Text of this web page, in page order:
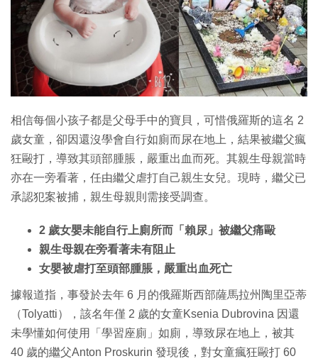
特集
相信每個小孩子都是父母手中的寶貝，可惜俄羅斯的這名 2
歲女童，卻因還沒學會自行如廁而尿在地上，結果被繼父瘋
狂毆打，導致其頭部腫脹，嚴重出血而死。其親生母親當時
亦在一旁看著，任由繼父虐打自己親生女兒。現時，繼父已
承認犯案被捕，親生母親則需接受調查。
2 歲女嬰未能自行上廁所而「賴尿」被繼父痛毆
親生母親在旁看著未有阻止
女嬰被虐打至頭部腫脹，嚴重出血死亡
據報道指，事發於去年 6 月的俄羅斯西部薩馬拉州陶里亞蒂
（Tolyatti），該名年僅 2 歲的女童Ksenia Dubrovina 因還
未學懂如何使用「學習座廁」如廁，導致尿在地上，被其
40 歲的繼父Anton Proskurin 發現後，對女童瘋狂毆打 60